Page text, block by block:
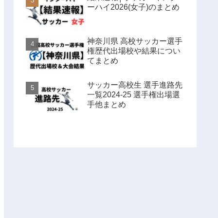
ーハイ2026(女子)のまとめ
神奈川県 高校サッカー選手
権歴代出場校や結果につい
てまとめ
サッカー高校生 選手進路先
一覧2024-25 選手権出場選
手他まとめ